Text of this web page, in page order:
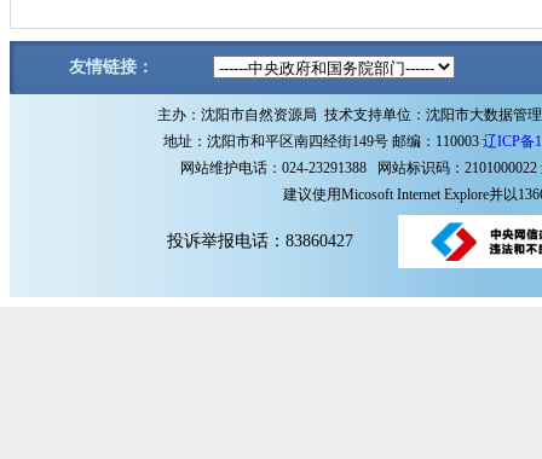
友情链接：
主办：沈阳市自然资源局 技术支持单位：沈阳市大数据管
地址：沈阳市和平区南四经街149号 邮编：110003 辽ICP备
网站维护电话：024-23291388 网站标识码：2101000022
建议使用Micosoft Internet Explore并以
投诉举报电话：83860427